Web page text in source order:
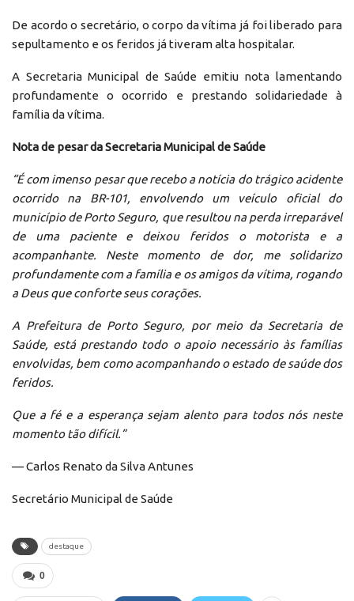
De acordo o secretário, o corpo da vítima já foi liberado para
sepultamento e os feridos já tiveram alta hospitalar.
A Secretaria Municipal de Saúde emitiu nota lamentando
profundamente o ocorrido e prestando solidariedade à
família da vítima.
Nota de pesar da Secretaria Municipal de Saúde
“É com imenso pesar que recebo a notícia do trágico acidente
ocorrido na BR-101, envolvendo um veículo oficial do
município de Porto Seguro, que resultou na perda irreparável
de uma paciente e deixou feridos o motorista e a
acompanhante. Neste momento de dor, me solidarizo
profundamente com a família e os amigos da vítima, rogando
a Deus que conforte seus corações.
A Prefeitura de Porto Seguro, por meio da Secretaria de
Saúde, está prestando todo o apoio necessário às famílias
envolvidas, bem como acompanhando o estado de saúde dos
feridos.
Que a fé e a esperança sejam alento para todos nós neste
momento tão difícil.”
— Carlos Renato da Silva Antunes
Secretário Municipal de Saúde
destaque
0